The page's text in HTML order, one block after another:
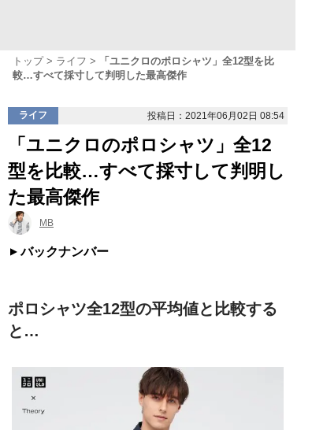
トップ ライフ
「ユニクロのポロシャツ」全12型を比
較…すべて採寸して判明した最高傑作
ライフ 投稿日：2021年06月02日 08:54
「ユニクロのポロシャツ」全12
型を比較…すべて採寸して判明し
た最高傑作
MB
バックナンバー
ポロシャツ全12型の平均値と比較する
と…